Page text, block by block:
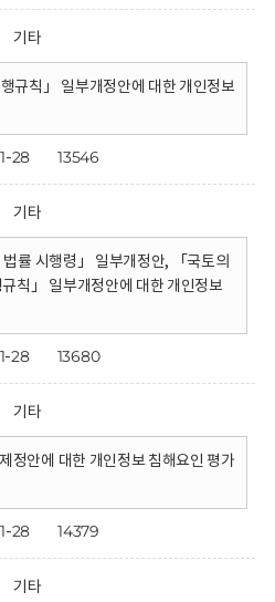
기타
규칙」 일부개정안에 대한 개인정보
28 13546
기타
법률 시행령」 일부개정안, 「국토의
칙」 일부개정안에 대한 개인정보
28 13680
기타
정안에 대한 개인정보 침해요인 평가
28 14379
기타